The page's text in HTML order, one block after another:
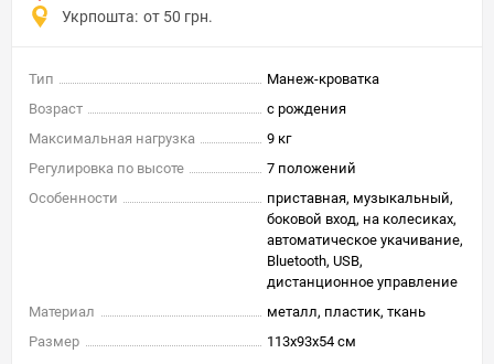
Укрпошта: от 50 грн.
Тип
Манеж-кроватка
Возраст
с рождения
Максимальная нагрузка
9 кг
Регулировка по высоте
7 положений
Особенности
приставная, музыкальный,
боковой вход, на колесиках,
автоматическое укачивание,
Bluetooth, USB,
дистанционное управление
Материал
металл, пластик, ткань
Размер
113x93x54 см